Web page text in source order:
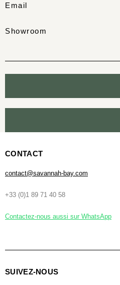
Email
Showroom
CONTACT
contact@savannah-bay.com
+33 (0)1 89 71 40 58
Contactez-nous aussi sur WhatsApp
SUIVEZ-NOUS